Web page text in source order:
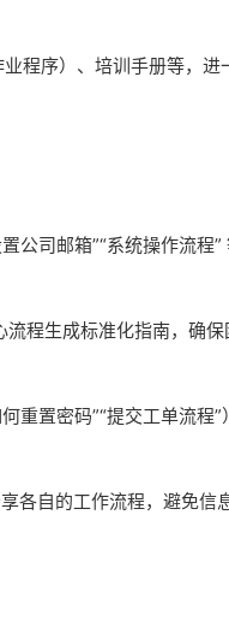
程序）、培训手册等，进
公司邮箱”“系统操作流程
程生成标准化指南，确
重置密码”“提交工单流程
各自的工作流程，避免信